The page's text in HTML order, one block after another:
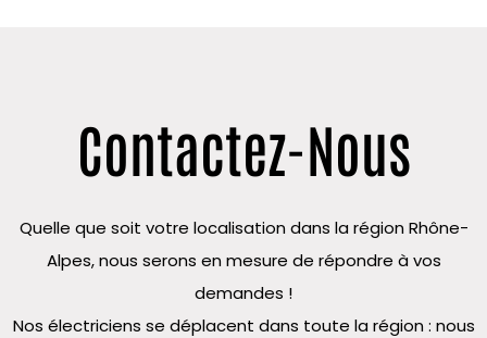
Contactez-Nous
Quelle que soit votre localisation dans la région Rhône-
Alpes, nous serons en mesure de répondre à vos
demandes !
Nos électriciens se déplacent dans toute la région : nous